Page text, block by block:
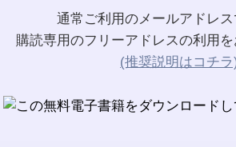
通常ご利用のメールアドレス
購読専用のフリーアドレスの利用を
(推奨説明はコチラ